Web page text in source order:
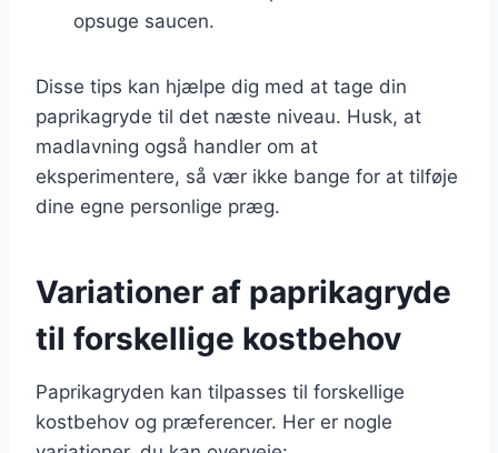
opsuge saucen.
Disse tips kan hjælpe dig med at tage din
paprikagryde til det næste niveau. Husk, at
madlavning også handler om at
eksperimentere, så vær ikke bange for at tilføje
dine egne personlige præg.
Variationer af paprikagryde
til forskellige kostbehov
Paprikagryden kan tilpasses til forskellige
kostbehov og præferencer. Her er nogle